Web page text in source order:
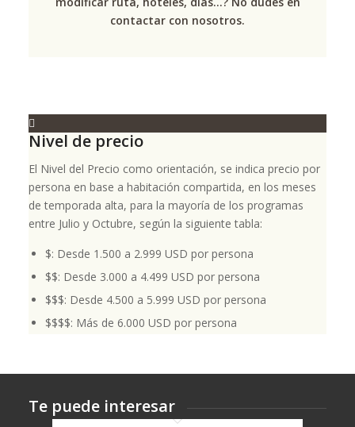
contactar con nosotros.
Nivel de precio
El Nivel del Precio como orientación, se indica precio por
persona en base a habitación compartida, en los meses
de temporada alta, para la mayoría de los programas
entre Julio y Octubre, según la siguiente tabla:
$: Desde 1.500 a 2.999 USD por persona
$$: Desde 3.000 a 4.499 USD por persona
$$$: Desde 4.500 a 5.999 USD por persona
$$$$: Más de 6.000 USD por persona
Te puede interesar